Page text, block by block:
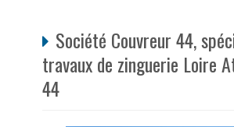
Société Couvreur 44,
travaux de zinguerie Loire
44